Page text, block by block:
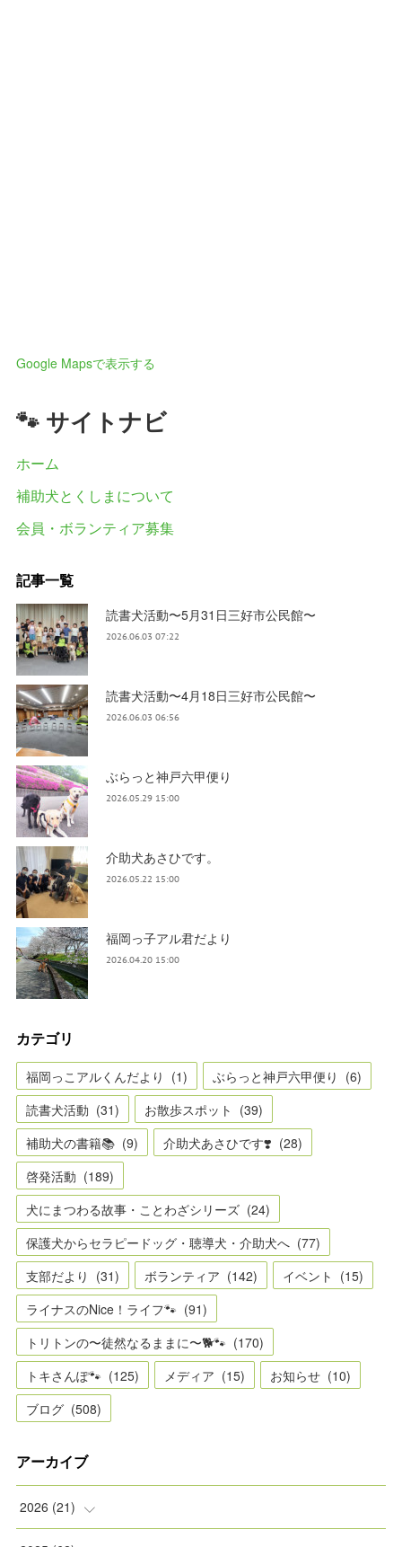
Google Mapsで表示する
🐾 サイトナビ
ホーム
補助犬とくしまについて
会員・ボランティア募集
記事一覧
読書犬活動〜5月31日三好市公民館〜
2026.06.03 07:22
読書犬活動〜4月18日三好市公民館〜
2026.06.03 06:56
ぶらっと神戸六甲便り
2026.05.29 15:00
介助犬あさひです。
2026.05.22 15:00
福岡っ子アル君だより
2026.04.20 15:00
カテゴリ
福岡っこアルくんだより (1) ぶらっと神戸六甲便り (6)
読書犬活動 (31) お散歩スポット (39)
補助犬の書籍📚 (9) 介助犬あさひです❣️ (28)
啓発活動 (189)
犬にまつわる故事・ことわざシリーズ (24)
保護犬からセラピードッグ・聴導犬・介助犬へ (77)
支部だより (31) ボランティア (142) イベント (15)
ライナスのNice！ライフ🐾 (91)
トリトンの〜徒然なるままに〜🐕🐾 (170)
トキさんぽ🐾 (125) メディア (15) お知らせ (10)
ブログ (508)
アーカイブ
2026 (21)